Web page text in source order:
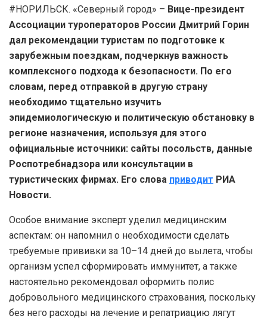
#НОРИЛЬСК. «Северный город» – Вице-президент
Ассоциации туроператоров России Дмитрий Горин
дал рекомендации туристам по подготовке к
зарубежным поездкам, подчеркнув важность
комплексного подхода к безопасности. По его
словам, перед отправкой в другую страну
необходимо тщательно изучить
эпидемиологическую и политическую обстановку в
регионе назначения, используя для этого
официальные источники: сайты посольств, данные
Роспотребнадзора или консультации в
туристических фирмах. Его слова приводит РИА
Новости.
Особое внимание эксперт уделил медицинским
аспектам: он напомнил о необходимости сделать
требуемые прививки за 10–14 дней до вылета, чтобы
организм успел сформировать иммунитет, а также
настоятельно рекомендовал оформить полис
добровольного медицинского страхования, поскольку
без него расходы на лечение и репатриацию лягут